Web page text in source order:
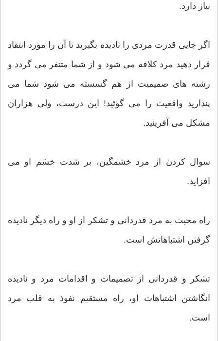
نیاز دارد.
اگر جایی قدرت مردی را نادیده بگیرید تا آن را مورد انتقاد
قرار دهید مرد کلافه می شود و از شما متنفر می گردد و
رشته های صمیمیت از هم گسسته می شود شما می
پندارید واقعیت را می گوئید! این درست، ولی هزاران
مشکل می آفرینید.
سوال کردن از مرد خشمگین، بر شدت خشم او می
افزاید.
راه محبت به مرد قدردانی و تشکر از او و راه دیگر نادیده
گرفتن اشتباهاتش است.
تشکر و قدردانی از تصمیمات و اقدامات مرد و نادیده
انگاشتن اشتباهات او، راه مستقیم نفوذ به قلب مرد
است.